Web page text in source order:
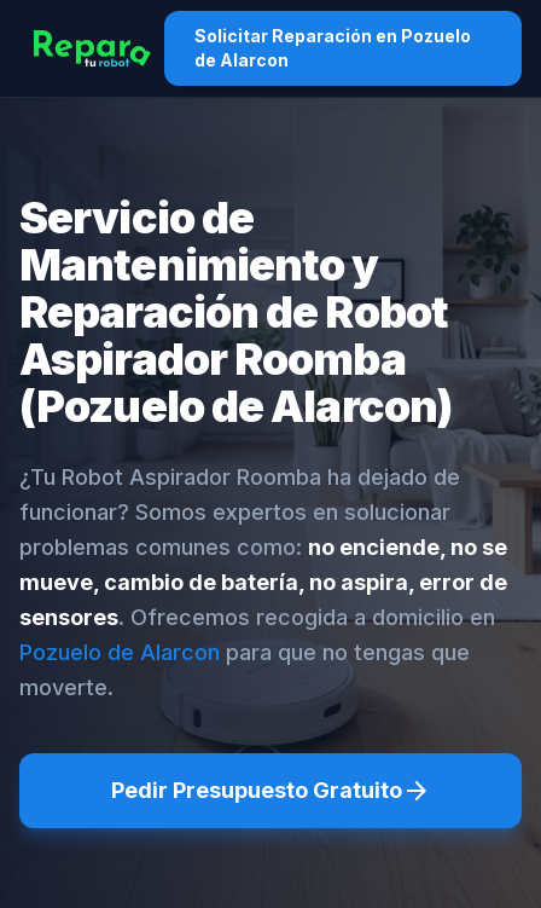
Solicitar Reparación en Pozuelo
de Alarcon
Servicio de
Mantenimiento y
Reparación de Robot
Aspirador Roomba
(Pozuelo de Alarcon)
¿Tu Robot Aspirador Roomba ha dejado de
funcionar? Somos expertos en solucionar
problemas comunes como: no enciende, no se
mueve, cambio de batería, no aspira, error de
sensores. Ofrecemos recogida a domicilio en
Pozuelo de Alarcon para que no tengas que
moverte.
Pedir Presupuesto Gratuitoarrow_forward